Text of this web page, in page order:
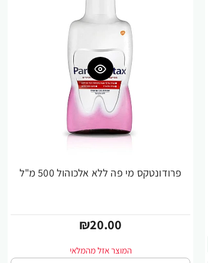
פרודונטקס מי פה ללא אלכוהול 500 מ"ל
₪20.00